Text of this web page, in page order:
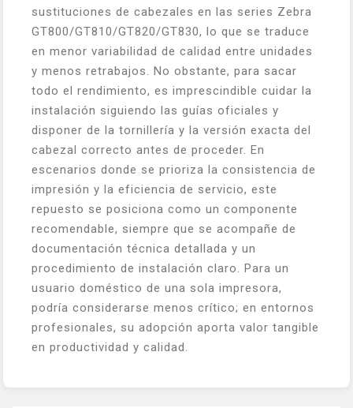
sustituciones de cabezales en las series Zebra
GT800/GT810/GT820/GT830, lo que se traduce
en menor variabilidad de calidad entre unidades
y menos retrabajos. No obstante, para sacar
todo el rendimiento, es imprescindible cuidar la
instalación siguiendo las guías oficiales y
disponer de la tornillería y la versión exacta del
cabezal correcto antes de proceder. En
escenarios donde se prioriza la consistencia de
impresión y la eficiencia de servicio, este
repuesto se posiciona como un componente
recomendable, siempre que se acompañe de
documentación técnica detallada y un
procedimiento de instalación claro. Para un
usuario doméstico de una sola impresora,
podría considerarse menos crítico; en entornos
profesionales, su adopción aporta valor tangible
en productividad y calidad.